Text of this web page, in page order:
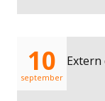
10
september